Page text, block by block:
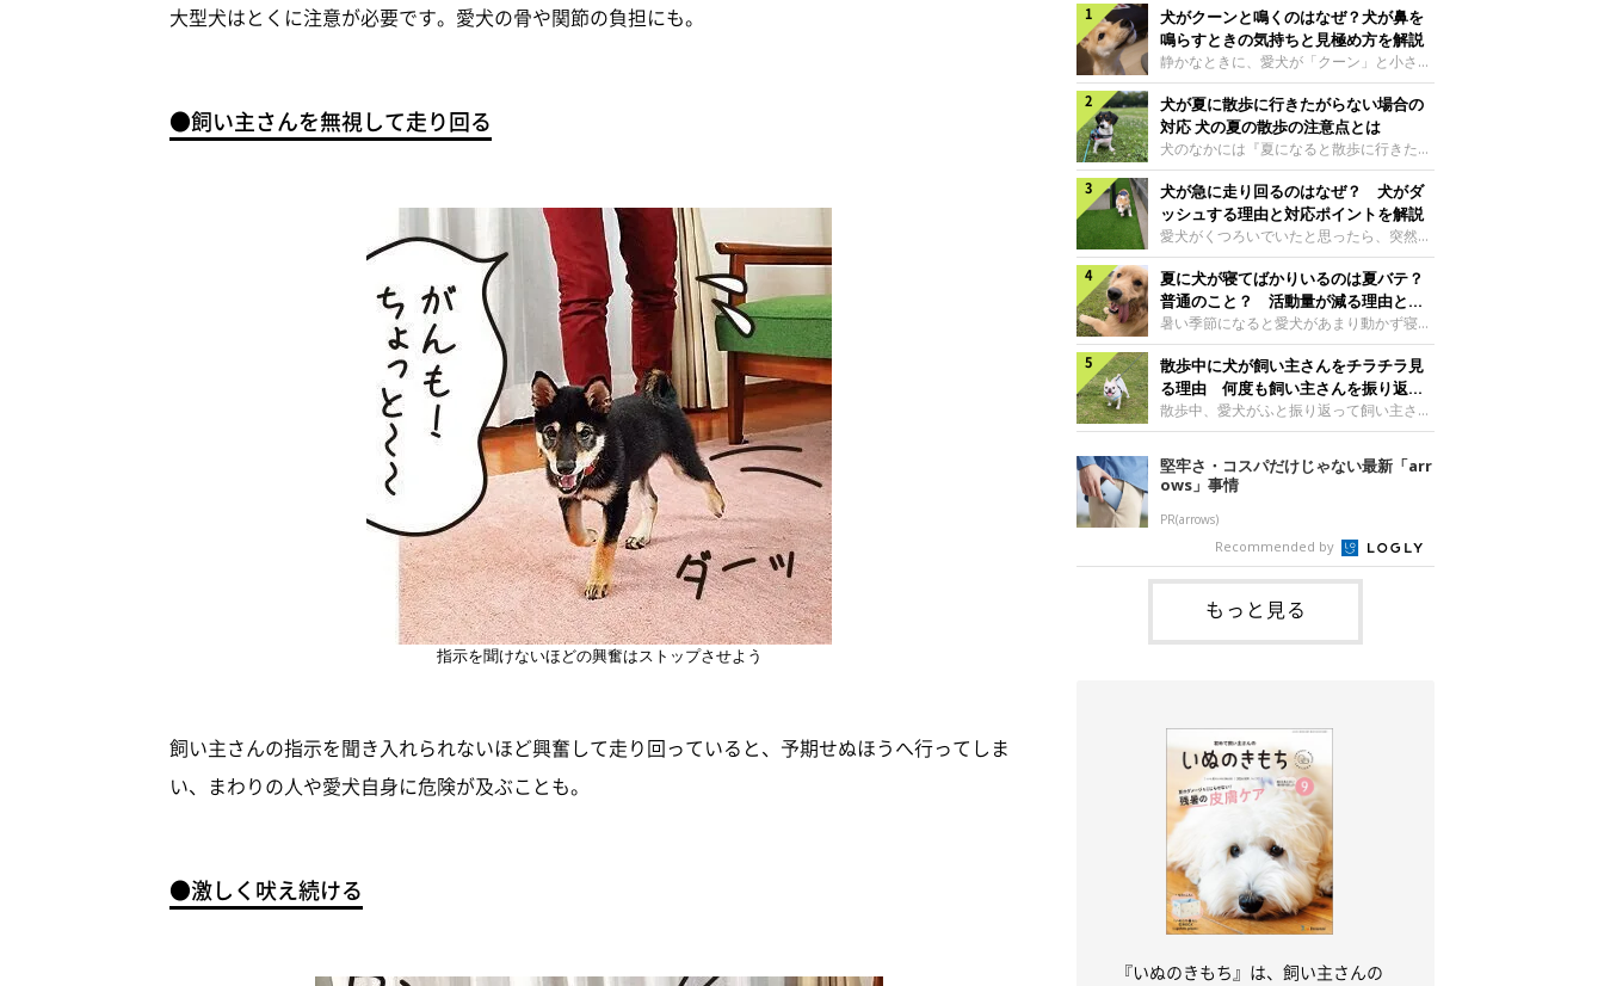
大型犬はとくに注意が必要です。愛犬の骨や関節の負担にも。
●飼い主さんを無視して走り回る
指示を聞けないほどの興奮はストップさせよう
飼い主さんの指示を聞き入れられないほど興奮して走り回っていると、予期せぬほうへ行ってしま
い、まわりの人や愛犬自身に危険が及ぶことも。
●激しく吠え続ける
犬がクーンと鳴くのはなぜ？犬が鼻を
鳴らすときの気持ちと見極め方を解説
静かなときに、愛犬が「クーン」と小さく
鳴いたり、鼻を鳴らすような音を出したり
することはありませんか？ 大きく吠える
わけではない分、「不安なの？それとも何
かお願いしているの？」と気になる飼い主
さんもいるかもしれません。今回は、犬が
クーンと鳴く理由や鼻鳴らしの背景、見極
め方と対応のポイントなどについて、いぬ
のきもち獣医師相談室の原 駿太朗先生に
伺いました。クーンと鳴くのはどんな気持
ち？いぬのきもち投稿写真ギャラリー犬が
クーンと小さく鳴くときは、何らかの感情
を伝えようとしている場合があると考えら
れています。大
犬が夏に散歩に行きたがらない場合の
対応 犬の夏の散歩の注意点とは
犬のなかには『夏になると散歩に行きたが
らない、歩かなくなる』『暑い季節は散歩
の気配を察すると涼しい部屋から出ようと
しない』など散歩に行きたがらないコもい
るようです。愛犬の運動をさせてあげたい
のに、散歩に行きたがらない。このような
場合はどう対応すればよいのでしょうか？
「愛犬が夏に散歩に行きたがらない場合の
対応」について、いぬのきもち獣医師相談
室の白山さとこ先生に聞きました。Q.夏に
犬の散歩に行くときの注意点は？ いぬの
きもち投稿写真ギャラリーーー夏に愛犬と
散歩に行くときは、どのようなことに注意
をするとよい
犬が急に走り回るのはなぜ？ 犬がダ
ッシュする理由と対応ポイントを解説
愛犬がくつろいでいたと思ったら、突然部
屋の中を走り回り始める――そんな様子に
驚いたことはありませんか？ 急な動きに
「何が起きているの？」と戸惑う飼い主さ
んも多いでしょう。落ち着いていたはずな
のに、急にスイッチが入ったように見える
と不安になることもあります。今回は、犬
が急に走り回る理由や見極め方などについ
て、いぬのきもち獣医師相談室の岡本りさ
先生に伺いました。犬が急に走り回るのは
ラリー犬が突然走り回る行動は、必ずしも
珍しいものではないと考えられています。
体にたまったエ
夏に犬が寝てばかりいるのは夏バテ？
普通のこと？ 活動量が減る理由と対
策とは
暑い季節になると愛犬があまり動かず寝て
ばかりだと感じる飼い主さんはいません
か？その様子に、愛犬が夏バテで疲れてい
るのか、元気がないのかなど不安に感じる
方もいるのではないかと思います。 で
は、犬が寝てばかりいるときに対処が必要
かを見極める方法はあるのでしょうか？
「犬の活動量が夏に減る理由と対策」につ
いて、いぬのきもち獣医師相談室の山口み
き先生に話を聞きました。Q. 夏に犬の活
動量が減る理由は？ いぬのきもち投稿写
真ギャラリーーー夏に愛犬の活動量が減る
と感じる飼い主さんもいるようです。理由
としてどのようなこ
散歩中に犬が飼い主さんをチラチラ見
る理由 何度も飼い主さんを振り返る
のはなぜ？
散歩中、愛犬がふと振り返って飼い主さん
の様子を確認する…そんな場面に心当たり
はありませんか？ 何度もチラチラ見られ
ると、「何か気になることがあるの？」
「ちゃんと歩けているかな」と不安になる
ことがあるかもしれません。愛犬が歩きな
がら飼い主さんを振り返るしぐさには、ど
んな気持ちが隠れているのでしょうか。今
回は、犬が散歩中に飼い主さんを確認する
理由や注意すべきサインの見極めかた、対
応のポイントなどについて、いぬのきもち
獣医師相談室の原 駿太朗先生に伺いまし
堅牢さ・コスパだけじゃない最新「arr
ows」事情
PR(arrows)
Recommended by
もっと見る
『いぬのきもち』は、飼い主さんの